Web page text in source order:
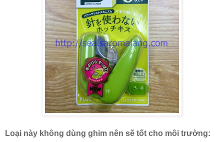
Loại này không dùng ghim nên sẽ tốt cho môi trường: